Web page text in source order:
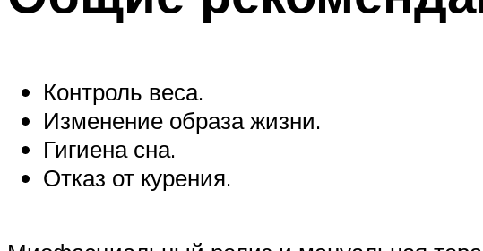
Контроль веса.
Изменение образа жизни.
Гигиена сна.
Отказ от курения.